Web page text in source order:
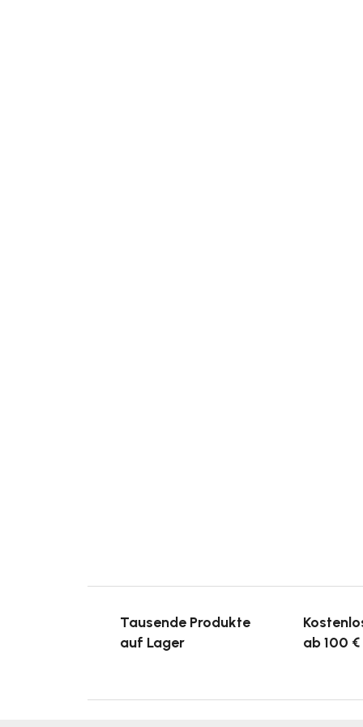
Tausende Produkte
auf Lager
ab 100 €